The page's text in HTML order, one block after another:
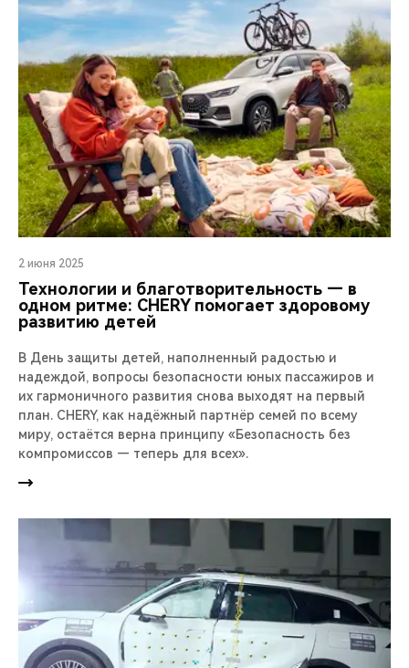
2 июня 2025
Технологии и благотворительность — в
одном ритме: CHERY помогает здоровому
развитию детей
В День защиты детей, наполненный радостью и
надеждой, вопросы безопасности юных пассажиров и
их гармоничного развития снова выходят на первый
план. CHERY, как надёжный партнёр семей по всему
миру, остаётся верна принципу «Безопасность без
компромиссов — теперь для всех».